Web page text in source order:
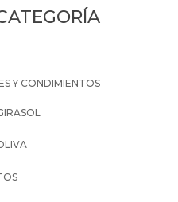
Y CONDIMIENTOS